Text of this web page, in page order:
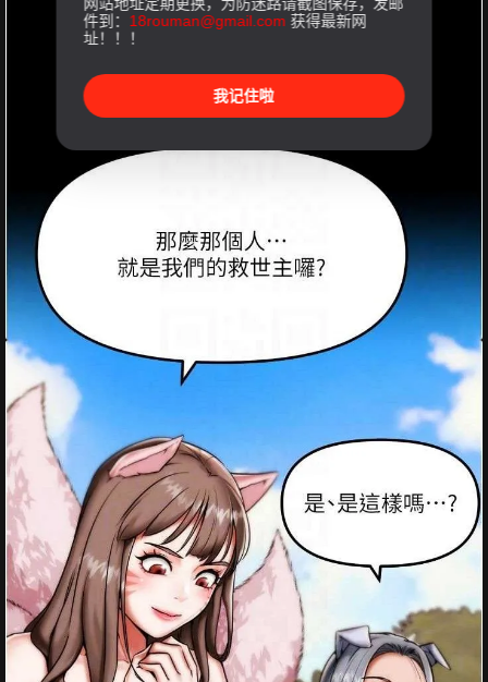
件到： 18rouman@gmail.com 获得最新网
址！！！
我记住啦